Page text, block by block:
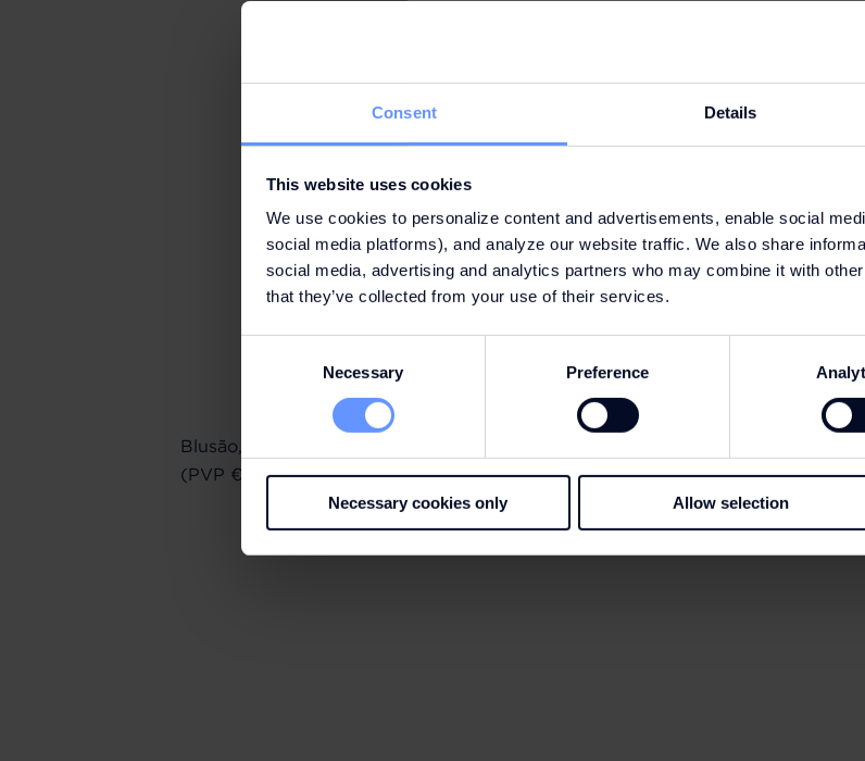
Consent Details
This website uses cookies
We use cookies to personalize content and advertisements, enable social
social media platforms), and analyze our website traffic. We also share
social media, advertising and analytics partners who may combine it with
that they’ve collected from your use of their services.
Necessary Preference
Necessary cookies only Allow selection
Blusão, Karl Lagerfeld €169 (PVP €259) | Saia, Calvin Klein €90,90 (PVP
(PVP €350) | Calças, Karl Lagerfeld €119 (PVP €179)